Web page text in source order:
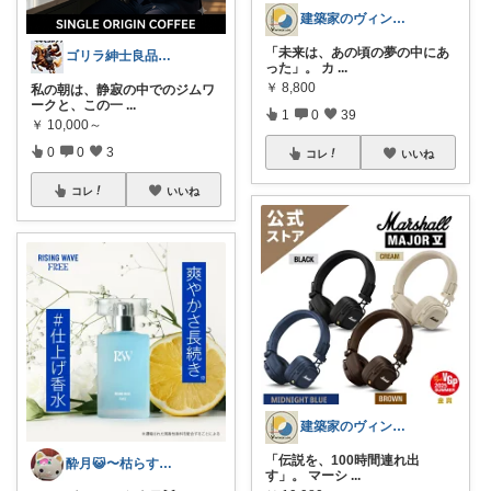
ゴリラ紳士良品図鑑🦍経由購入感謝です！
私の朝は、静寂の中でのジムワ
ークと、この一 ...
￥ 10,000～
0 0 3
コレ いいね
酔月😺〜枯らす水耕栽培家🌱〜
建築家のヴィンテージLOG
「未来は、あの頃の夢の中にあ
った」。 カ ...
￥ 8,800
1 0 39
コレ いいね
建築家のヴィンテージLOG
「伝説を、100時間連れ出
す」。 マーシ ...